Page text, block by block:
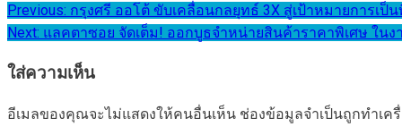
แนะแนว
เรื่อง
Previous: กรุงศรี ออโต้ ขับเคลื่อนกลยุทธ์ 3X สู่เป้าหมายการเป็
Next: แลคตาซอย จัดเต็ม! ออกบูธจำหน่ายสินค้าราคาพิเศษ ใน
ใส่ความเห็น
อีเมลของคุณจะไม่แสดงให้คนอื่นเห็น ช่องข้อมูลจำเป็นถูกทำเค